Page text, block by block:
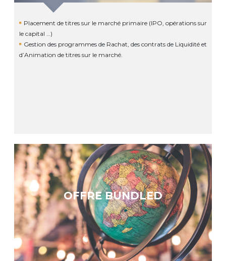
Placement de titres sur le marché primaire (IPO, opérations sur
le capital …)
Gestion des programmes de Rachat, des contrats de Liquidité et
d’Animation de titres sur le marché.
OFFRE BUNDLED